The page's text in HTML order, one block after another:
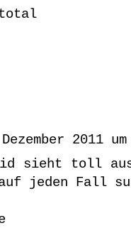
2011
sieht toll
auf jeden Fall